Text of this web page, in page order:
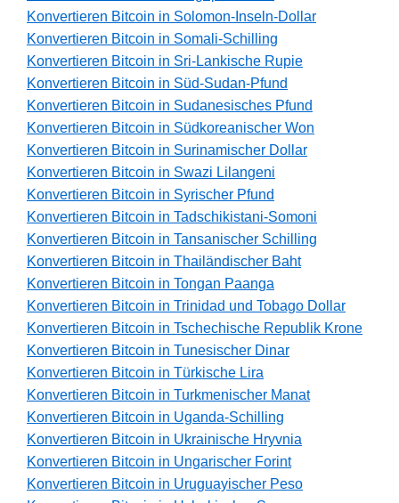
Konvertieren Bitcoin in Solomon-Inseln-Dollar
Konvertieren Bitcoin in Somali-Schilling
Konvertieren Bitcoin in Sri-Lankische Rupie
Konvertieren Bitcoin in Süd-Sudan-Pfund
Konvertieren Bitcoin in Sudanesisches Pfund
Konvertieren Bitcoin in Südkoreanischer Won
Konvertieren Bitcoin in Surinamischer Dollar
Konvertieren Bitcoin in Swazi Lilangeni
Konvertieren Bitcoin in Syrischer Pfund
Konvertieren Bitcoin in Tadschikistani-Somoni
Konvertieren Bitcoin in Tansanischer Schilling
Konvertieren Bitcoin in Thailändischer Baht
Konvertieren Bitcoin in Tongan Paanga
Konvertieren Bitcoin in Trinidad und Tobago Dollar
Konvertieren Bitcoin in Tschechische Republik Krone
Konvertieren Bitcoin in Tunesischer Dinar
Konvertieren Bitcoin in Türkische Lira
Konvertieren Bitcoin in Turkmenischer Manat
Konvertieren Bitcoin in Uganda-Schilling
Konvertieren Bitcoin in Ukrainische Hryvnia
Konvertieren Bitcoin in Ungarischer Forint
Konvertieren Bitcoin in Uruguayischer Peso